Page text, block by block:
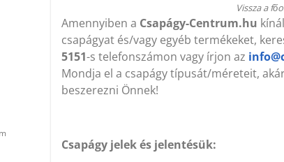
Vissza a
Amennyiben a Csapágy-Centrum.hu
csapágyat és/vagy egyéb termékeket,
5151-s telefonszámon vagy írjon az
Mondja el a csapágy típusát/méreteit,
beszerezni Önnek!
Csapágy jelek és jelentésük:
HB 1120 Lw (KLEBERG)
17x1120 mm Ékszíj
Csapágy